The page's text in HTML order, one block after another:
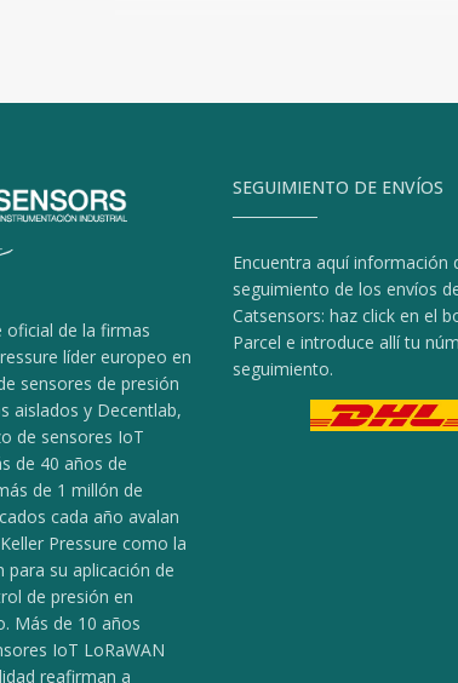
oficial de la firmas
líder europeo en
sensores de presión
aislados y Decentlab,
de sensores IoT
de 40 años de
de 1 millón de
cada año avalan
Pressure como la
su aplicación de
de presión en
Más de 10 años
IoT LoRaWAN
reafirman a
SEGUIMIENTO DE ENVÍOS
Encuentra aquí información
seguimiento de los envíos
Catsensors: haz click en el
Parcel e introduce allí tu
seguimiento.